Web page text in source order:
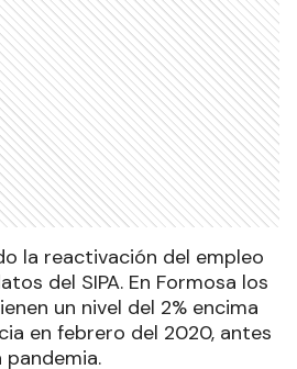
la reactivación del empleo
del SIPA. En Formosa los
un nivel del 2% encima
en febrero del 2020, antes
pandemia.